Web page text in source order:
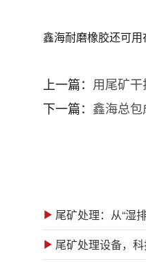
鑫海耐磨橡胶还可
上一篇： 用尾矿
下一篇： 鑫海总
尾矿处理：从“湿
尾矿处理设备，